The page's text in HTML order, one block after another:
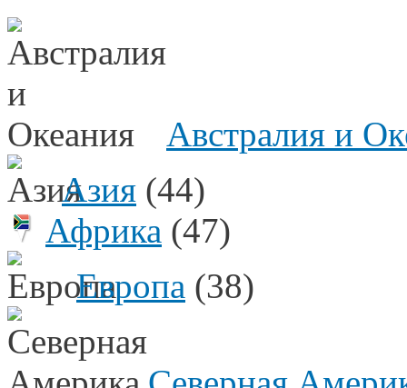
Австралия и
Азия (44)
Африка (47)
Европа (38)